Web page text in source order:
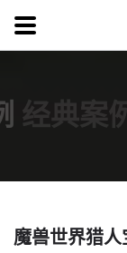
经典案
魔兽世界猎